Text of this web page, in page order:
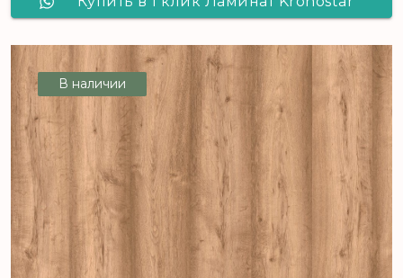
В наличии